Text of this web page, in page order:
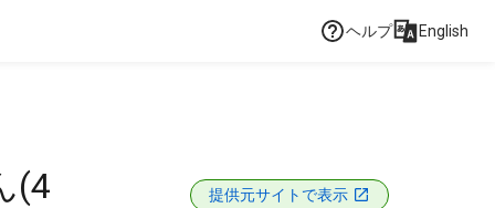
ヘルプ English
(4 提供元サイトで表示